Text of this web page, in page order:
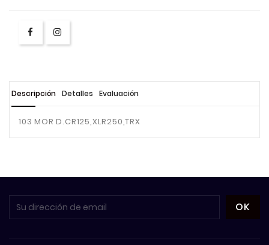
Descripción Detalles Evaluación
103 MOR D.CR125,XLR250,TRX